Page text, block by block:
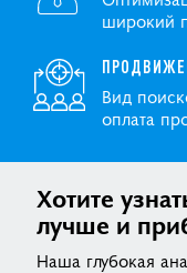
широкий
Вид
оплата
Хотите
лучше и
Наша глубокая